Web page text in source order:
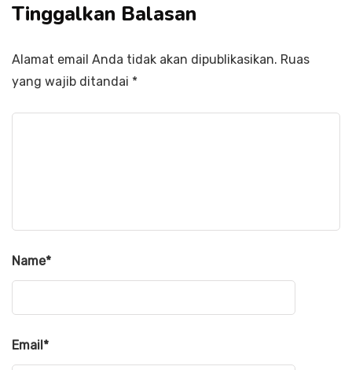
Tinggalkan Balasan
Alamat email Anda tidak akan dipublikasikan. Ruas
yang wajib ditandai *
Name*
Email*